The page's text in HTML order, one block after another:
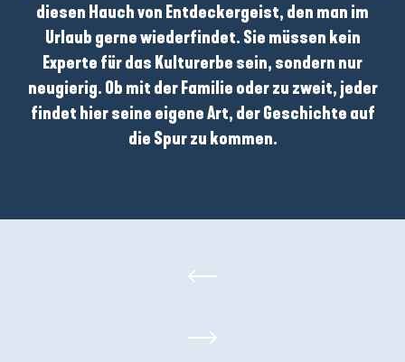
diesen Hauch von Entdeckergeist, den man im
Urlaub gerne wiederfindet. Sie müssen kein
Experte für das Kulturerbe sein, sondern nur
neugierig. Ob mit der Familie oder zu zweit, jeder
findet hier seine eigene Art, der Geschichte auf
die Spur zu kommen.